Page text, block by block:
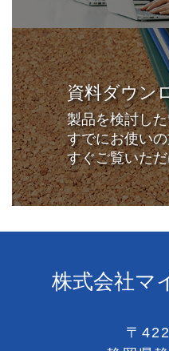
資料ダウン
製品を検討し
すでにお使い
すぐご覧いた
株式会社マ
〒